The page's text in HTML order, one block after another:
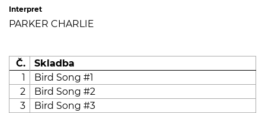
Interpret
PARKER CHARLIE
Č.
Skladba
1
Bird Song #1
2
Bird Song #2
3
Bird Song #3